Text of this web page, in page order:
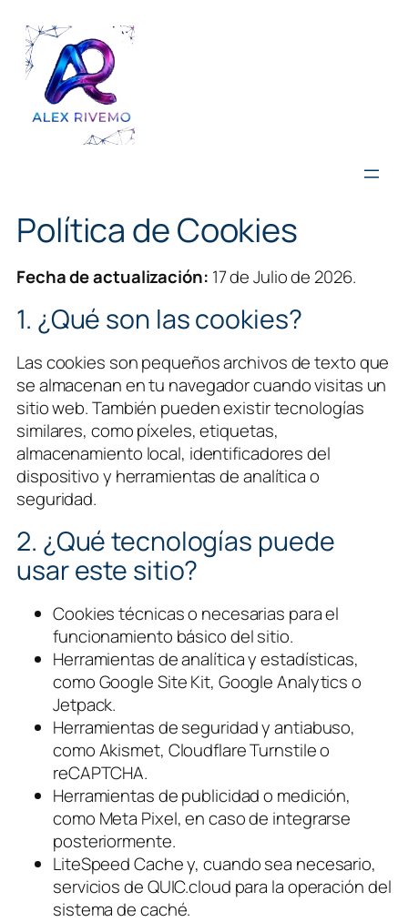
contenido
Política de Cookies
Fecha de actualización: 17 de Julio de 2026.
1. ¿Qué son las cookies?
Las cookies son pequeños archivos de texto que
se almacenan en tu navegador cuando visitas un
sitio web. También pueden existir tecnologías
similares, como píxeles, etiquetas,
almacenamiento local, identificadores del
dispositivo y herramientas de analítica o
seguridad.
2. ¿Qué tecnologías puede
usar este sitio?
Cookies técnicas o necesarias para el
funcionamiento básico del sitio.
Herramientas de analítica y estadísticas,
como Google Site Kit, Google Analytics o
Jetpack.
Herramientas de seguridad y antiabuso,
como Akismet, Cloudflare Turnstile o
reCAPTCHA.
Herramientas de publicidad o medición,
como Meta Pixel, en caso de integrarse
posteriormente.
LiteSpeed Cache y, cuando sea necesario,
servicios de QUIC.cloud para la operación del
sistema de caché.